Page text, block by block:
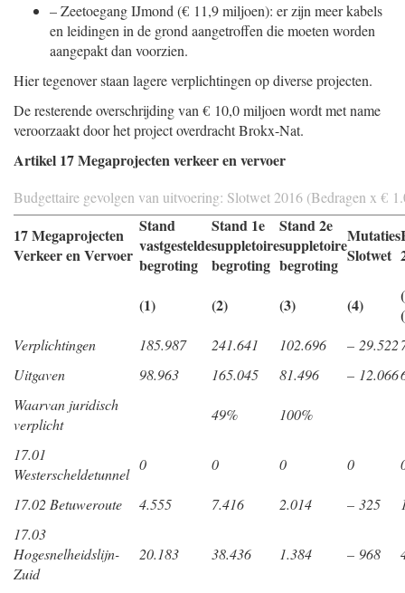
–Zeetoegang IJmond (€ 11,9 miljoen): er zijn meer kabels
en leidingen in de grond aangetroffen die moeten worden
aangepakt dan voorzien.
Hier tegenover staan lagere verplichtingen op diverse projecten.
De resterende overschrijding van € 10,0 miljoen wordt met name
veroorzaakt door het project overdracht Brokx-Nat.
Artikel 17 Megaprojecten verkeer en vervoer
Budgettaire gevolgen van uitvoering: Slotwet 2016 (Bedragen x €
17 Megaprojecten
Verkeer en Vervoer
Stand
vastgestelde
begroting
Stand 1e
suppletoire
begroting
Stand 2e
suppletoire
begroting
Mutaties
Slotwet
(1) (2) (3) (4)
Verplichtingen 185.987 241.641 102.696 – 29.522
Uitgaven
98.963 165.045 81.496 – 12.066
Waarvan juridisch
verplicht
49% 100%
17.01
Westerscheldetunnel
0 0 0 0
17.02 Betuweroute 4.555 7.416 2.014 – 325
17.03
Hogesnelheidslijn-
Zuid
20.183 38.436 1.384 – 968